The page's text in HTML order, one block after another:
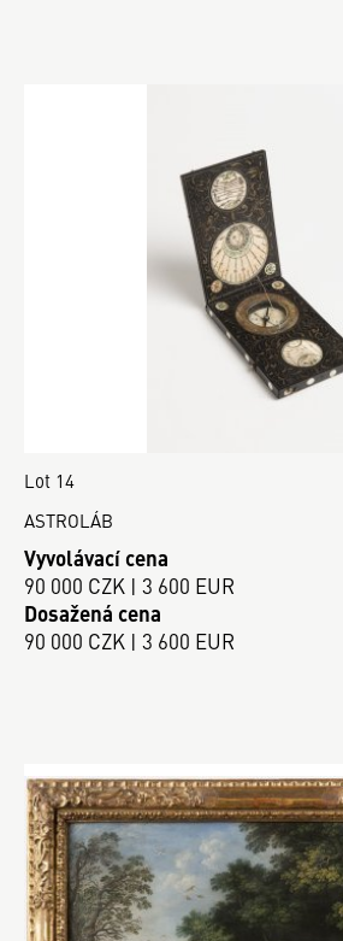
Lot 14
ASTROLÁB
Vyvolávací cena
90 000 CZK | 3 600 EUR
Dosažená cena
90 000 CZK | 3 600 EUR